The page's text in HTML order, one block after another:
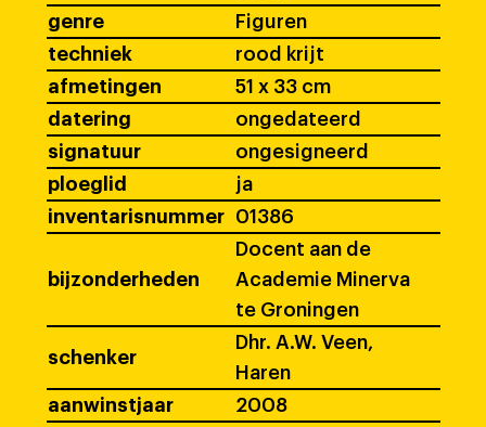
genre
Figuren
techniek
rood krijt
afmetingen
51 x 33 cm
datering
ongedateerd
signatuur
ongesigneerd
ploeglid
ja
inventarisnummer
01386
bijzonderheden
Docent aan de
Academie Minerva
te Groningen
schenker
Dhr. A.W. Veen,
Haren
aanwinstjaar
2008